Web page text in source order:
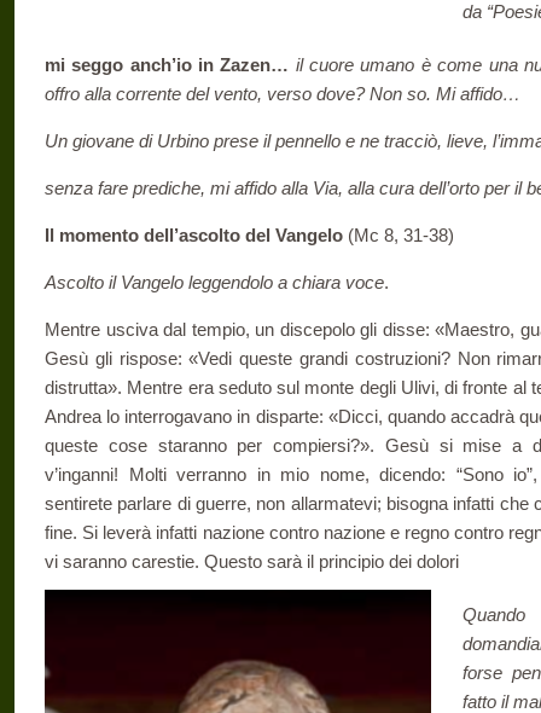
da
mi seggo anch’io in Zazen… il cuore umano è come una
offro alla corrente del vento, verso dove? Non so. Mi affido…
Un giovane di Urbino prese il pennello e ne tracciò, lieve,
senza fare prediche, mi affido alla Via, alla cura dell’orto per il
Il momento dell’ascolto del Vangelo (Mc 8, 31-38)
Ascolto il Vangelo leggendolo a chiara voce.
Mentre usciva dal tempio, un discepolo gli disse: «Maestro,
Gesù gli rispose: «Vedi queste grandi costruzioni? Non
distrutta». Mentre era seduto sul monte degli Ulivi, di fronte al
Andrea lo interrogavano in disparte: «Dicci, quando accadrà
queste cose staranno per compiersi?». Gesù si mise a
v’inganni! Molti verranno in mio nome, dicendo: “Sono
sentirete parlare di guerre, non allarmatevi; bisogna infatti
fine. Si leverà infatti nazione contro nazione e regno contro
vi saranno carestie. Questo sarà il principio dei dolori
forse
fatto il